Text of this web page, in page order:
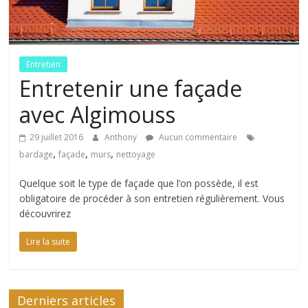
conseils
et
sur
l'univers
toiture
Entretien
Entretenir une façade
avec Algimouss
29 juillet 2016 Anthony
Aucun commentaire
bardage,façade, murs, nettoyage
Quelque soit le type de façade que l’on possède, il est
obligatoire de procéder à son entretien régulièrement. Vous
découvrirez
Lire la suite
Derniers articles